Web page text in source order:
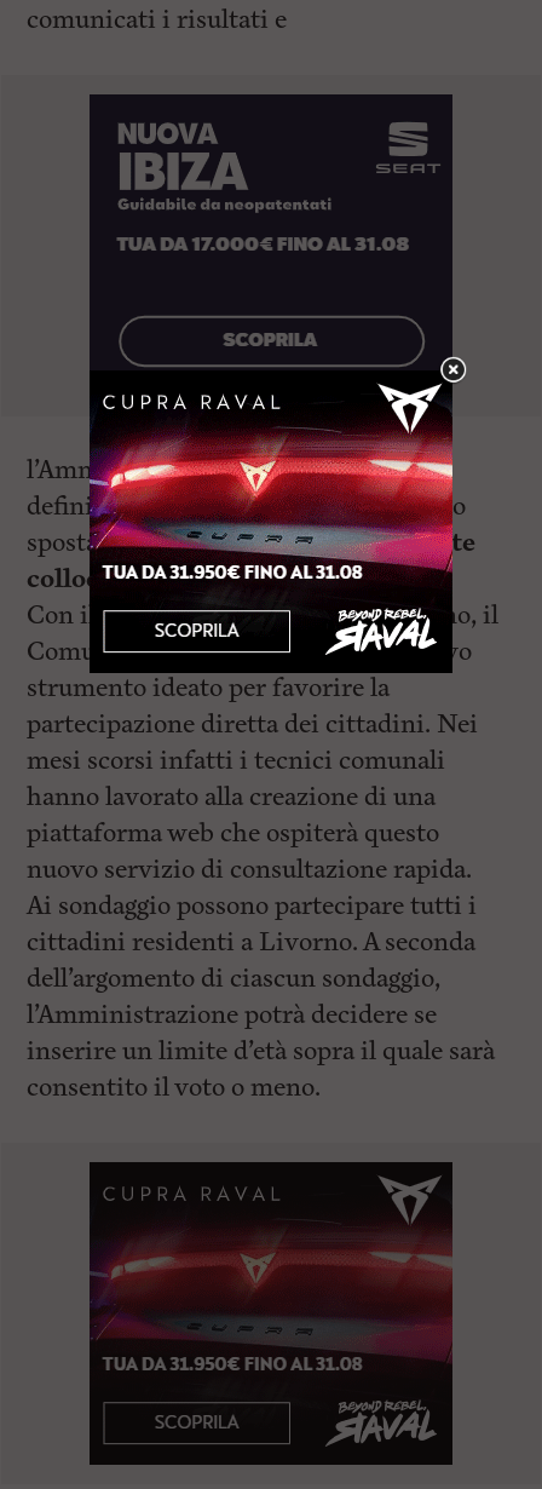
comunicati i risultati e
l’Amministrazione lavorerà alla
definizione di un piano specifico per lo
spostamento della statua,attualmente
collocatain Largo Fratelli Rosselli.
Con il sondaggio sulla statua del villano, il
Comune di Livorno inaugura un nuovo
strumento ideato per favorire la
partecipazione diretta dei cittadini. Nei
mesi scorsi infatti i tecnici comunali
hanno lavorato alla creazione di una
piattaforma web che ospiterà questo
nuovo servizio di consultazione rapida.
Ai sondaggio possono partecipare tutti i
cittadini residenti a Livorno. A seconda
dell’argomento di ciascun sondaggio,
l’Amministrazione potrà decidere se
inserire un limite d’età sopra il quale sarà
consentito il voto o meno.